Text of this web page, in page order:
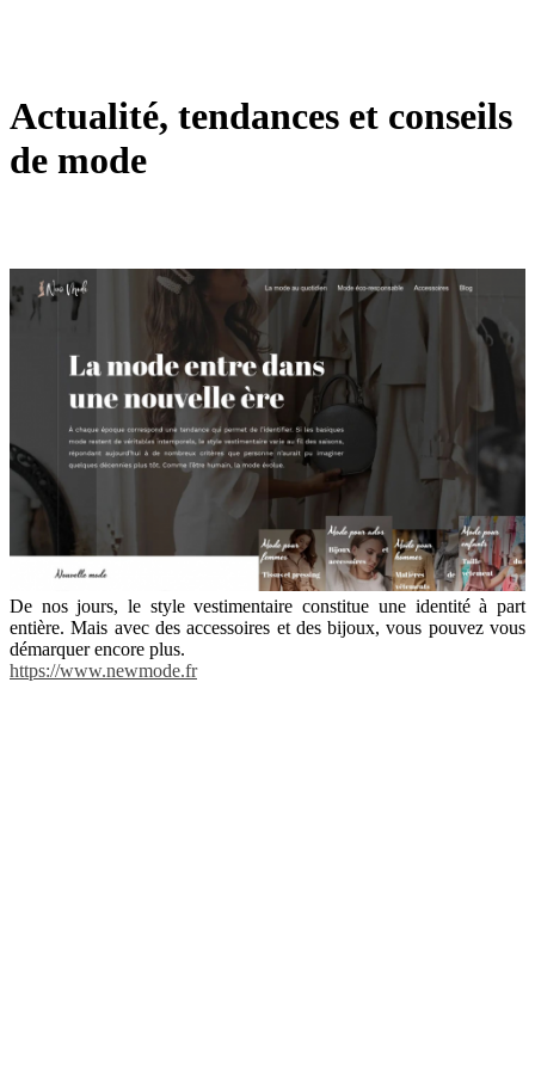
Actualité, tendances et conseils
de mode
De nos jours, le style vestimentaire constitue une identité à part
entière. Mais avec des accessoires et des bijoux, vous pouvez vous
démarquer encore plus.
https://www.newmode.fr